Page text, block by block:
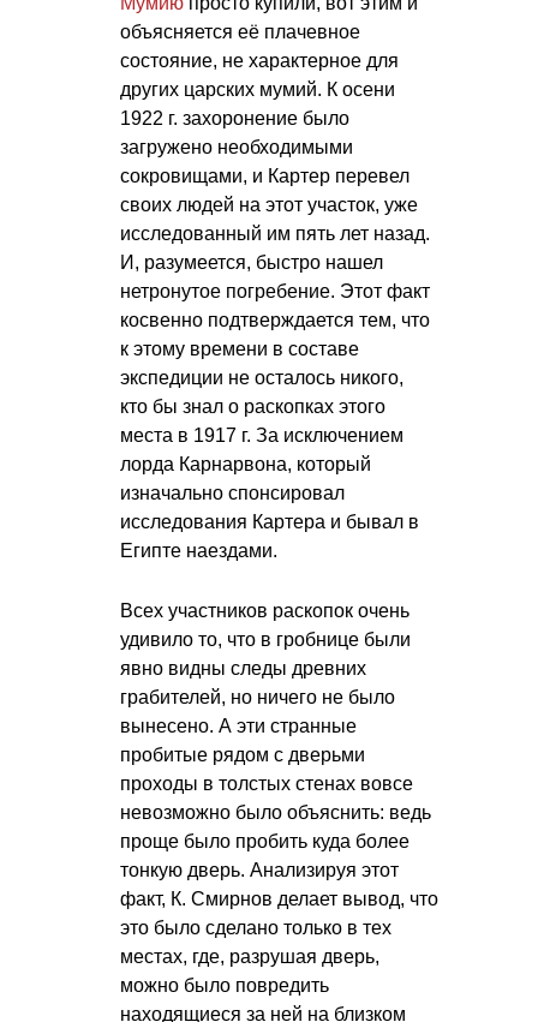
объясняется её плачевное
состояние, не характерное для
других царских мумий. К осени
1922 г. захоронение было
загружено необходимыми
сокровищами, и Картер перевел
своих людей на этот участок, уже
исследованный им пять лет назад.
И, разумеется, быстро нашел
нетронутое погребение. Этот факт
косвенно подтверждается тем, что
к этому времени в составе
экспедиции не осталось никого,
кто бы знал о раскопках этого
места в 1917 г. За исключением
лорда Карнарвона, который
изначально спонсировал
исследования Картера и бывал в
Египте наездами.
Всех участников раскопок очень
удивило то, что в гробнице были
явно видны следы древних
грабителей, но ничего не было
вынесено. А эти странные
пробитые рядом с дверьми
проходы в толстых стенах вовсе
невозможно было объяснить: ведь
проще было пробить куда более
тонкую дверь. Анализируя этот
факт, К. Смирнов делает вывод, что
это было сделано только в тех
местах, где, разрушая дверь,
можно было повредить
находящиеся за ней на близком